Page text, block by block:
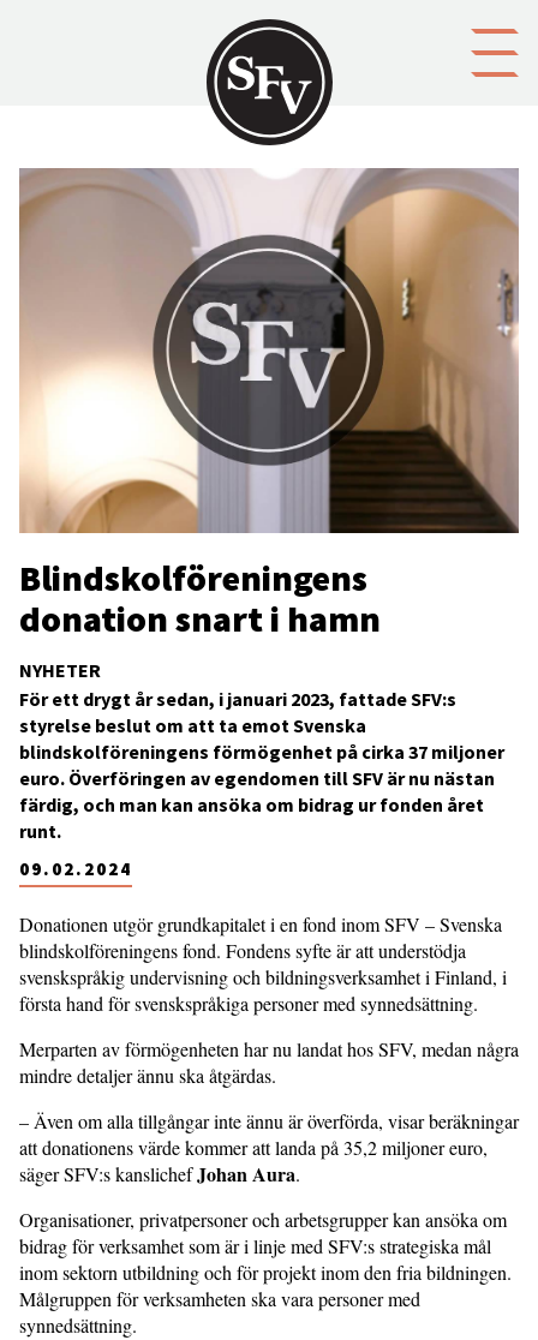
NYHETER
Blindskolföreningens
donation snart i hamn
09.02.2024
För ett drygt år sedan, i januari 2023, fattade SFV:s
styrelse beslut om att ta emot Svenska
blindskolföreningens förmögenhet på cirka 37 miljoner
euro. Överföringen av egendomen till SFV är nu nästan
färdig, och man kan ansöka om bidrag ur fonden året
runt.
Donationen utgör grundkapitalet i en fond inom SFV – Svenska
blindskolföreningens fond. Fondens syfte är att understödja
svenskspråkig undervisning och bildningsverksamhet i Finland, i
första hand för svenskspråkiga personer med synnedsättning.
Merparten av förmögenheten har nu landat hos SFV, medan några
mindre detaljer ännu ska åtgärdas.
– Även om alla tillgångar inte ännu är överförda, visar beräkningar
att donationens värde kommer att landa på 35,2 miljoner euro,
säger SFV:s kanslichefJohan Aura.
Organisationer, privatpersoner och arbetsgrupper kan ansöka om
bidrag för verksamhet som är i linje med SFV:s strategiska mål
inom sektorn utbildning och för projekt inom den fria bildningen.
Målgruppen för verksamheten ska vara personer med
synnedsättning.